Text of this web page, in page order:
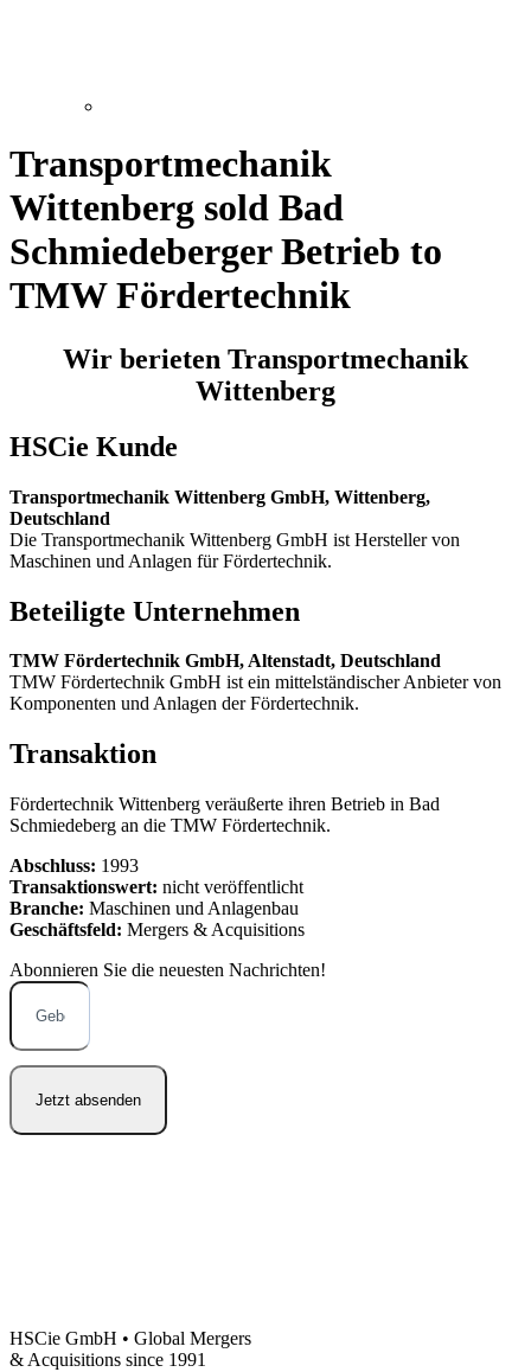
Transportmechanik
Wittenberg sold Bad
Schmiedeberger Betrieb to
TMW Fördertechnik
Wir berieten Transportmechanik
Wittenberg
HSCie Kunde
Transportmechanik Wittenberg GmbH, Wittenberg,
Deutschland
Die Transportmechanik Wittenberg GmbH ist Hersteller von
Maschinen und Anlagen für Fördertechnik.
Beteiligte Unternehmen
TMW Fördertechnik GmbH, Altenstadt, Deutschland
TMW Fördertechnik GmbH ist ein mittelständischer Anbieter von
Komponenten und Anlagen der Fördertechnik.
Transaktion
Fördertechnik Wittenberg veräußerte ihren Betrieb in Bad
Schmiedeberg an die TMW Fördertechnik.
Abschluss: 1993
Transaktionswert: nicht veröffentlicht
Branche: Maschinen und Anlagenbau
Geschäftsfeld: Mergers & Acquisitions
Abonnieren Sie die neuesten Nachrichten!
Jetzt absenden
HSCie GmbH • Global Mergers
& Acquisitions since 1991